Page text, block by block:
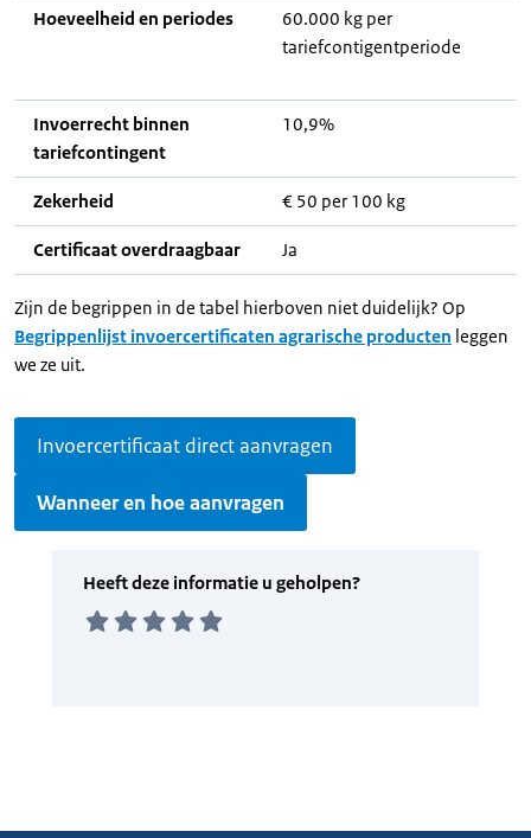
Hoeveelheid en periodes
60.000 kg per
tariefcontigentperiode
Invoerrecht binnen
tariefcontingent
10,9%
Zekerheid € 50 per 100 kg
Certificaat overdraagbaar Ja
Zijn de begrippen in de tabel hierboven niet duidelijk? Op
Begrippenlijst invoercertificaten agrarische producten leggen
we ze uit.
Invoercertificaat direct aanvragen
Wanneer en hoe aanvragen